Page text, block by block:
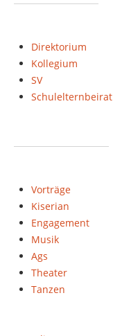
Direktorium
Kollegium
SV
Schulelternbeirat
Vorträge
Kiserian
Engagement
Musik
Ags
Theater
Tanzen